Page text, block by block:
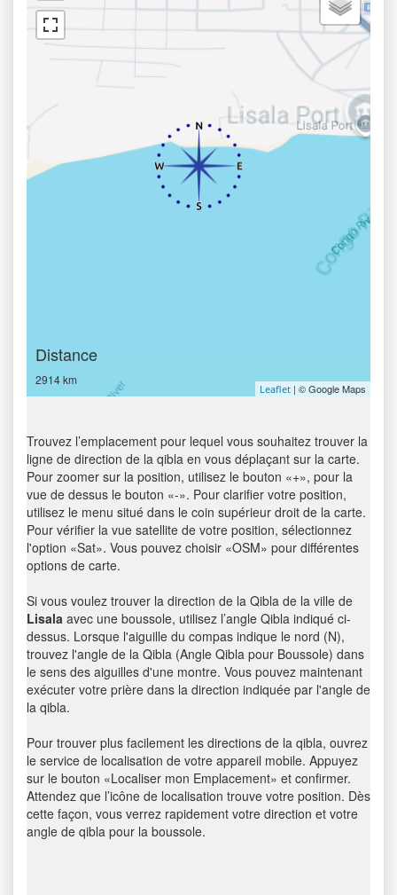
Distance
2914 km
Leaflet | © Google Maps
Trouvez l’emplacement pour lequel vous souhaitez trouver la
ligne de direction de la qibla en vous déplaçant sur la carte.
Pour zoomer sur la position, utilisez le bouton «+», pour la
vue de dessus le bouton «-». Pour clarifier votre position,
utilisez le menu situé dans le coin supérieur droit de la carte.
Pour vérifier la vue satellite de votre position, sélectionnez
l'option «Sat». Vous pouvez choisir «OSM» pour différentes
options de carte.
Si vous voulez trouver la direction de la Qibla de la ville de
Lisala avec une boussole, utilisez l’angle Qibla indiqué ci-
dessus. Lorsque l'aiguille du compas indique le nord (N),
trouvez l'angle de la Qibla (Angle Qibla pour Boussole) dans
le sens des aiguilles d'une montre. Vous pouvez maintenant
exécuter votre prière dans la direction indiquée par l'angle de
la qibla.
Pour trouver plus facilement les directions de la qibla, ouvrez
le service de localisation de votre appareil mobile. Appuyez
sur le bouton «Localiser mon Emplacement» et confirmer.
Attendez que l’icône de localisation trouve votre position. Dès
cette façon, vous verrez rapidement votre direction et votre
angle de qibla pour la boussole.